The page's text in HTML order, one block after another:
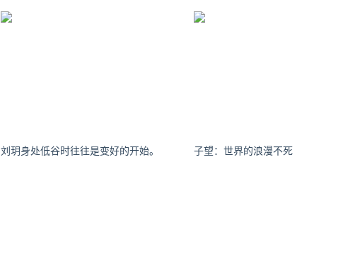
刘玥身处低谷时往往是变好的开始。 子望：世界的浪漫不死